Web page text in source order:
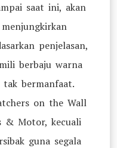
saat ini, akan
penjelasan,
berbaju warna
bermanfaat.
on the Wall
& Motor, kecuali
guna segala